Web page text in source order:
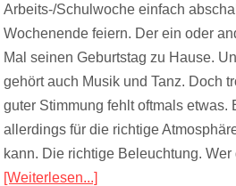
Arbeits-/Schulwoche einfach
Wochenende feiern. Der ein oder
Mal seinen Geburtstag zu Hause.
gehört auch Musik und Tanz. Doch
guter Stimmung fehlt oftmals etwas.
allerdings für die richtige
kann. Die richtige Beleuchtung.
[Weiterlesen...]